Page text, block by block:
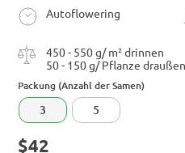
Autoflowering
450 - 550 g/ m² drinnen
50 - 150 g/ Pflanze draußen
Packung (Anzahl der Samen)
3 5
$42